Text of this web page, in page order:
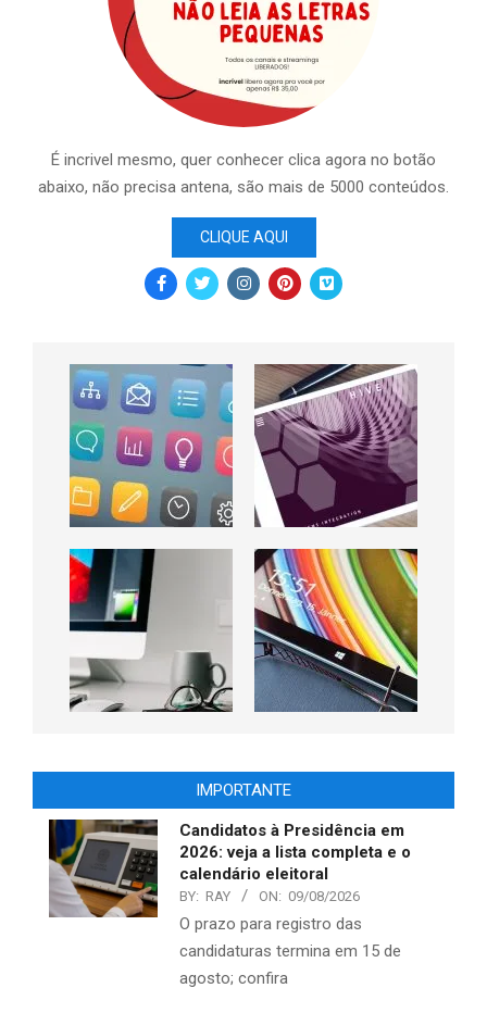
É incrivel mesmo, quer conhecer clica agora no botão
abaixo, não precisa antena, são mais de 5000 conteúdos.
CLIQUE AQUI
IMPORTANTE
Candidatos à Presidência em
2026: veja a lista completa e o
calendário eleitoral
BY: RAY ON: 09/08/2026
O prazo para registro das
candidaturas termina em 15 de
agosto; confira